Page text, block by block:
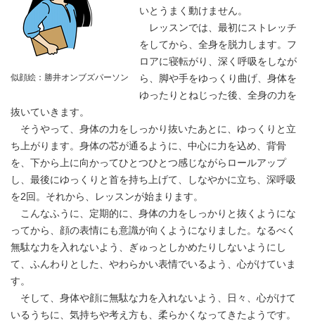
似顔絵：勝井オンブズパーソン
いとうまく動けません。
レッスンでは、最初にストレッチ
をしてから、全身を脱力します。フ
ロアに寝転がり、深く呼吸をしなが
ら、脚や手をゆっくり曲げ、身体を
ゆったりとねじった後、全身の力を
抜いていきます。
そうやって、身体の力をしっかり抜いたあとに、ゆっくりと立
ち上がります。身体の芯が通るように、中心に力を込め、背骨
を、下から上に向かってひとつひとつ感じながらロールアップ
し、最後にゆっくりと首を持ち上げて、しなやかに立ち、深呼吸
を2回。それから、レッスンが始まります。
こんなふうに、定期的に、身体の力をしっかりと抜くようにな
ってから、顔の表情にも意識が向くようになりました。なるべく
無駄な力を入れないよう、ぎゅっとしかめたりしないようにし
て、ふんわりとした、やわらかい表情でいるよう、心がけていま
す。
そして、身体や顔に無駄な力を入れないよう、日々、心がけて
いるうちに、気持ちや考え方も、柔らかくなってきたようです。